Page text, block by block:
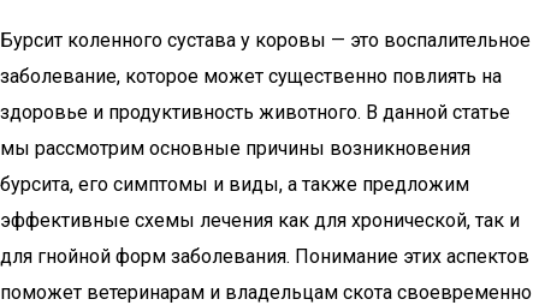
Бурсит коленного сустава у коровы — это воспалительное
заболевание, которое может существенно повлиять на
здоровье и продуктивность животного. В данной статье
мы рассмотрим основные причины возникновения
бурсита, его симптомы и виды, а также предложим
эффективные схемы лечения как для хронической, так и
для гнойной форм заболевания. Понимание этих аспектов
поможет ветеринарам и владельцам скота своевременно